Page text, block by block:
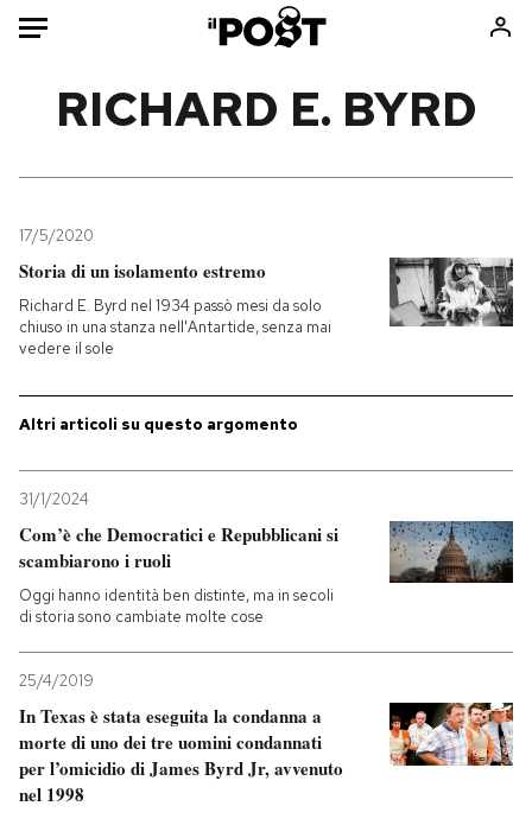
Mondo
Politica
Tecnologia
Internet
Sport
Consumismi
Storie/Idee
Ok Boomer!
Mondiali calcio 2026
NEWSLETTER
I MIEI PREFERITI
RICHARD E. BYRD
17/5/2020
Storia di un isolamento estremo
Richard E. Byrd nel 1934 passò mesi da solo
chiuso in una stanza nell'Antartide, senza mai
vedere il sole
Altri articoli su questo argomento
31/1/2024
Com’è che Democratici e Repubblicani si
scambiarono i ruoli
Oggi hanno identità ben distinte, ma in secoli
di storia sono cambiate molte cose
25/4/2019
In Texas è stata eseguita la condanna a
morte di uno dei tre uomini condannati
per l’omicidio di James Byrd Jr, avvenuto
nel 1998